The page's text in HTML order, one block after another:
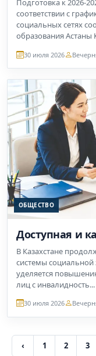
Подготовка к 2026-
соответствии с
социальных сетях
образования Астаны
30 июля 2026
ОБЩЕСТВО
Доступная и
В Казахстане
системы
уделяется
лиц с инвалидность...
30 июля 2026
‹ 1 2 3